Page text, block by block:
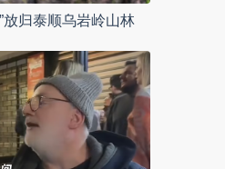
放归泰顺乌岩岭山林